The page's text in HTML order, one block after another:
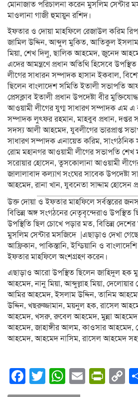
মোনাজাত পরিচালনা করেন মুসলিম সেন্টার
মাওলানা গাজী হুমায়ুন রশিদ।
ইফতার ও দোয়া মাহফিলে রেজাউল করিম
জামিল উদ্দিন, আব্দুল মুকিত, আতিকুল
মিয়া, শেখ দিলু, ছালিক আহমেদ, জুনেদ
এদের আমন্ত্রণে প্রধান অতিথি হিসেবে
লীগের সাধারন সম্পাদক হাসান ইকবাল,
ছিলেন বাংলাদেশ সমিতি ইতালী সভাপতি
প্রেসক্লাব ইতালী প্রধান উপদেষ্টা বীর
আওয়ামী লীগের যুগ্ম সাধারণ সম্পাদক এম এ
সম্পাদক লুত্ফর রহমান, মাহবুব প্রধান, দপ্তর
সদস্য আলী আহমেদ, যুবলীগের ভারপ্রাপ্ত
সাধারণ সম্পাদক এনায়েত করিম, সাংগঠনিক
রোম মহানগর আওয়ামী লীগের সভাপতি শেখ
সরোয়ার হোসেন, তুসকোলানা আওয়ামী
জালালাবাদ কল্যাণ সংঘের সাবেক উপদেষ্টা
আহমেদ, রানা খান, যুবনেতা সাদ্দাম হোসেন
উক্ত দোয়া ও ইফতার মাহফিলে সর্বস্তরের
বিভিন্ন অঙ্গ সংগঠনের নেতৃবৃন্দেরাও উপস্থিত
উপস্থিতি ছিল চোখে পড়ার মত, বিভিন্ন
মুসলিম সেন্টার মসজিদে |এছাড়াও দেখা
আফ্রিকান, পাকিস্তানি, ইন্ডিয়ানি ও
ইফতার মাহফিলে অংশগ্রহণ করেন।
এছাড়াও আরো উপস্থিত ছিলেন জাহিদুল হক
আহমেদ, নানু মিয়া, আব্দুল্লাহ মিয়া,
আমির আহমেদ, ইসলাম উদ্দিন, তানিম
উদ্দিন, খছরুজ্জামান, ময়নুল হক, রাসেল
আহমেদ, খসরু, রুবেল আহমেদ, মুন্না
আহমেদ, জাহাঙ্গীর আলম, কাওসার আহমেদ,
আহমেদ, আহমেদ নাসিম, রাসেল আহমেদ
Facebook
TwitterEmail